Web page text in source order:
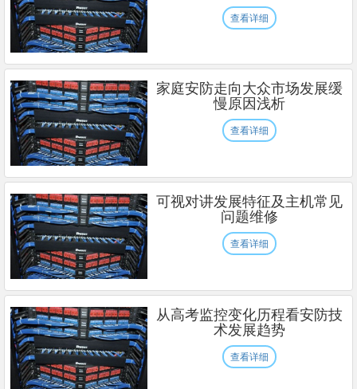
查看详细
家庭安防走向大众市场发展缓
慢原因浅析
查看详细
可视对讲发展特征及主机常见
问题维修
查看详细
从高考监控变化历程看安防技
术发展趋势
查看详细